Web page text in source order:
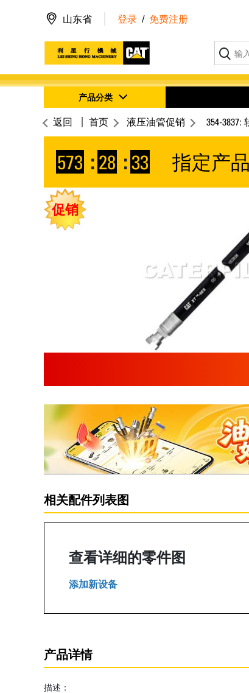
山东省 登录 / 免费注册
产品分类
返回 首页 液压油管促销 354-3837:
573 : 28 :32 指定产
促销
相关配件列表图
查看详细的零件图
添加新设备
产品详情
描述：